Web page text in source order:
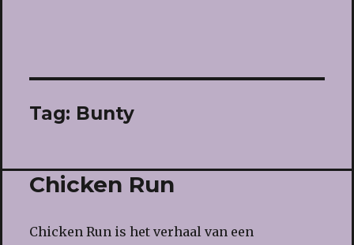
Tag: Bunty
Chicken Run
Chicken Run is het verhaal van een